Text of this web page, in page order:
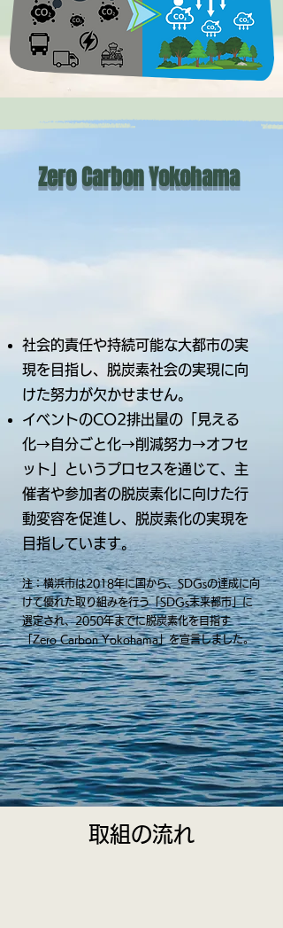
Zero Carbon Yokohama
社会的責任や持続可能な大都市の実
現を目指し、脱炭素社会の実現に向
けた努力が欠かせません。
イベントのCO2排出量の「見える
化→自分ごと化→削減努力→オフセ
ット」というプロセスを通じて、主
催者や参加者の脱炭素化に向けた行
動変容を促進し、脱炭素化の実現を
目指しています。
注：横浜市は2018年に国から、SDGsの達成に向
けて優れた取り組みを行う「SDGs未来都市」に
選定され、2050年までに脱炭素化を目指す
「Zero Carbon Yokohama」を宣言しました。
取組の流れ